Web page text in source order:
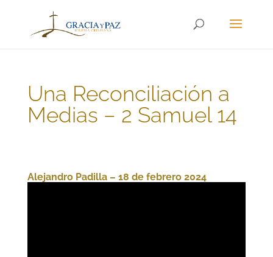
Una Reconciliación a
Medias – 2 Samuel 14
Alejandro Padilla – 18 de febrero 2024